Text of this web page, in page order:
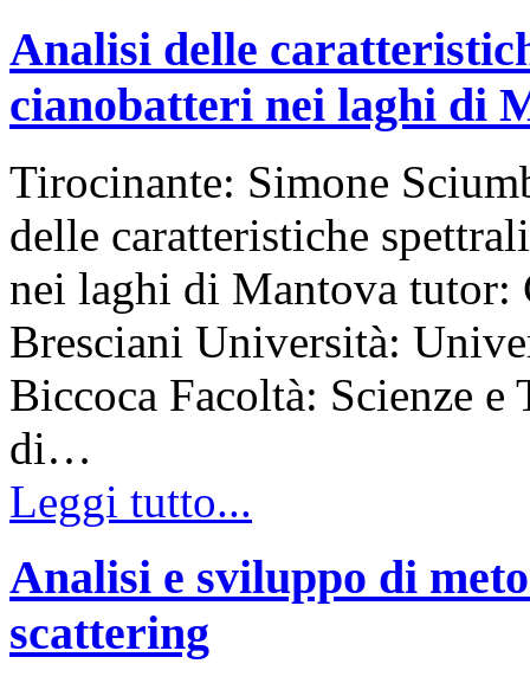
Analisi delle
cianobatteri nei laghi di
Tirocinante: Simone
delle caratteristiche
nei laghi di Mantova tutor:
Bresciani Università:
Biccoca Facoltà: Scienze
di…
Leggi tutto...
Analisi e sviluppo di
scattering